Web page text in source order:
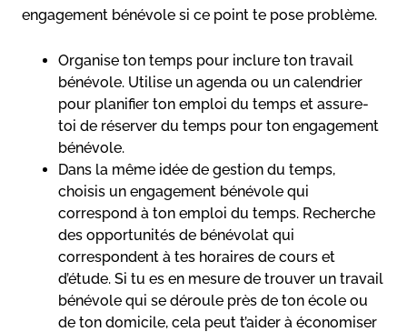
engagement bénévole si ce point te pose problème.
Organise ton temps pour inclure ton travail
bénévole. Utilise un agenda ou un calendrier
pour planifier ton emploi du temps et assure-
toi de réserver du temps pour ton engagement
bénévole.
Dans la même idée de gestion du temps,
choisis un engagement bénévole qui
correspond à ton emploi du temps. Recherche
des opportunités de bénévolat qui
correspondent à tes horaires de cours et
d’étude. Si tu es en mesure de trouver un travail
bénévole qui se déroule près de ton école ou
de ton domicile, cela peut t’aider à économiser